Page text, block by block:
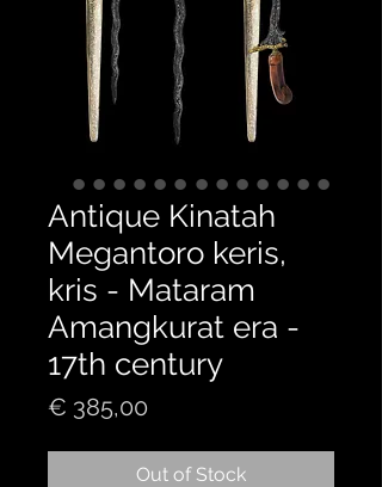
Antique Kinatah
Megantoro keris,
kris - Mataram
Amangkurat era -
17th century
€ 385,00
Out of Stock